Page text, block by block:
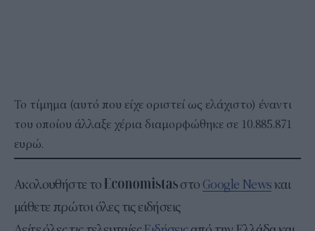
Το τίμημα (αυτό που είχε οριστεί ως ελάχιστο) έναντι
του οποίου άλλαξε χέρια διαμορφώθηκε σε 10.885.871
ευρώ.
Ακολουθήστε το στο Google Newsκαι
μάθετε πρώτοι όλες τις ειδήσεις